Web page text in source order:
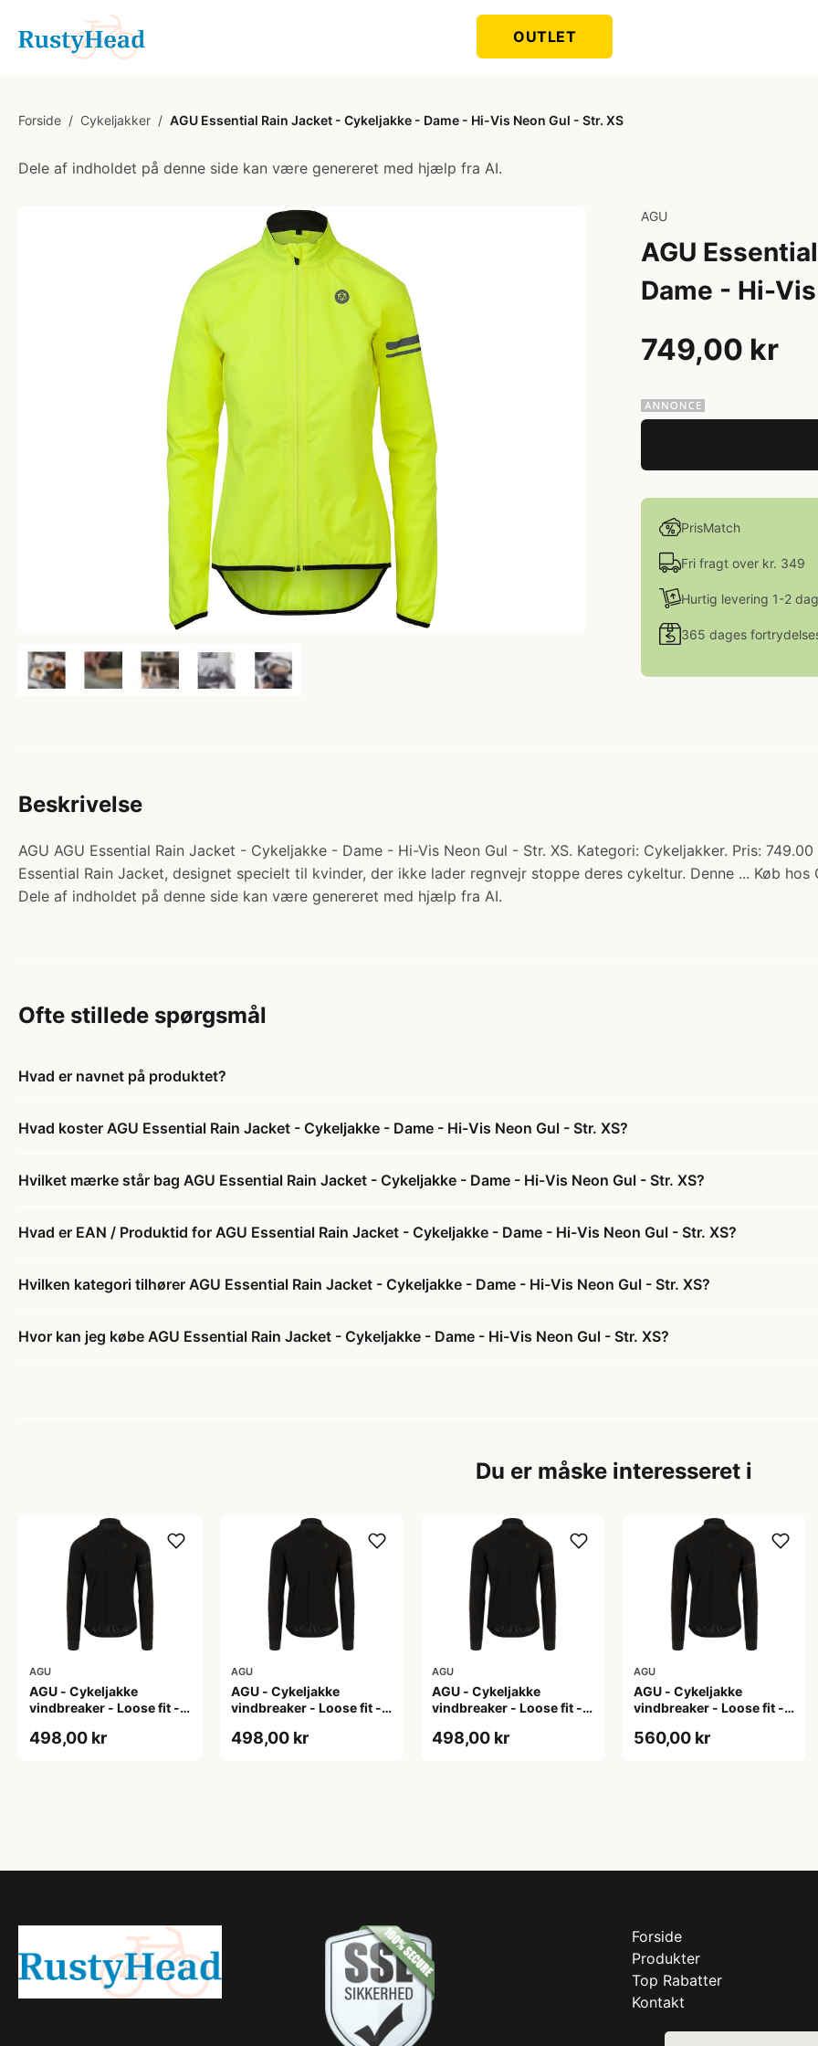
OUTLET
Forside / Cykeljakker / AGU Essential Rain Jacket - Cykeljakke - Dame - Hi-Vis Neon Gul - Str. XS
Dele af indholdet på denne side kan være genereret med hjælp fra AI.
AGU
AGU
Dame - Hi-
749,00 kr
PrisMatch
Fri fragt over kr. 349
Hurtig levering 1-2
365 dages
Beskrivelse
AGU AGU Essential Rain Jacket - Cykeljakke - Dame - Hi-Vis Neon Gul - Str. XS. Kategori: Cykeljakker. Pris:
Essential Rain Jacket, designet specielt til kvinder, der ikke lader regnvejr stoppe deres cykeltur. Denne ... Køb hos
Dele af indholdet på denne side kan være genereret med hjælp fra AI.
Ofte stillede spørgsmål
Hvad er navnet på produktet?
Hvad koster AGU Essential Rain Jacket - Cykeljakke - Dame - Hi-Vis Neon Gul - Str. XS?
Hvilket mærke står bag AGU Essential Rain Jacket - Cykeljakke - Dame - Hi-Vis Neon Gul - Str. XS?
Hvad er EAN / Produktid for AGU Essential Rain Jacket - Cykeljakke - Dame - Hi-Vis Neon Gul - Str. XS?
Hvilken kategori tilhører AGU Essential Rain Jacket - Cykeljakke - Dame - Hi-Vis Neon Gul - Str. XS?
Hvor kan jeg købe AGU Essential Rain Jacket - Cykeljakke - Dame - Hi-Vis Neon Gul - Str. XS?
Du er måske interesseret i
AGU
AGU - Cykeljakke
vindbreaker - Loose fit -
498,00 kr
AGU
AGU - Cykeljakke
vindbreaker - Loose fit -
498,00 kr
AGU
AGU - Cykeljakke
vindbreaker - Loose fit -
498,00 kr
AGU
AGU - Cykeljakke
vindbreaker - Loose fit -
560,00 kr
Forside
Produkter
Top Rabatter
Kontakt